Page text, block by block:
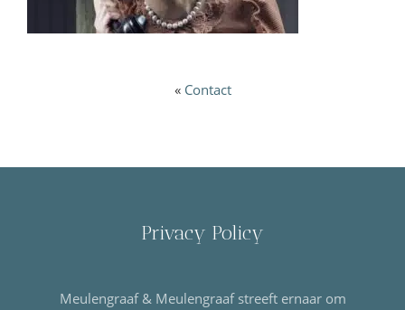
« Contact
Privacy Policy
Meulengraaf & Meulengraaf streeft ernaar om